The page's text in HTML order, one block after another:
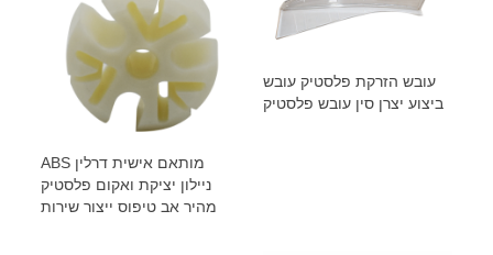
ABS מותאם אישית דרלין
ניילון יציקת ואקום פלסטיק
מהיר אב טיפוס ייצור שירות
עובש הזרקת פלסטיק עובש
ביצוע יצרן סין עובש פלסטיק